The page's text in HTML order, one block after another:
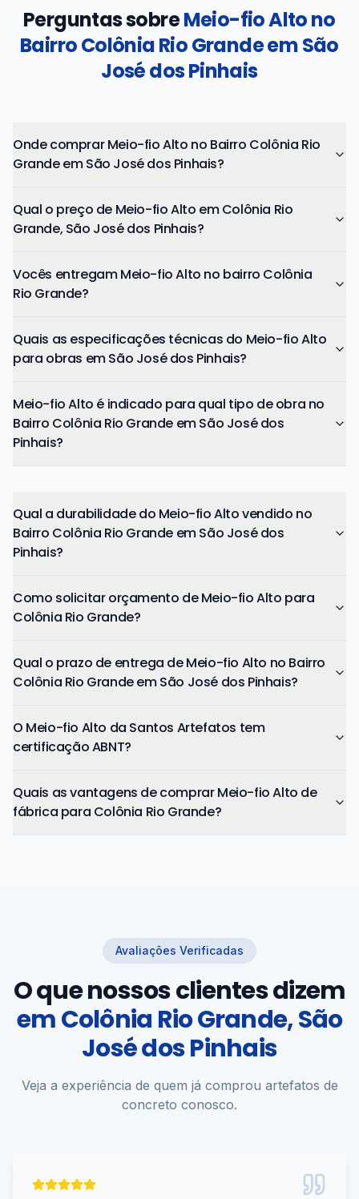
Perguntas sobreMeio-fio Alto no
Bairro Colônia Rio Grande em São
José dos Pinhais
Onde comprar Meio-fio Alto no Bairro Colônia Rio
Grande em São José dos Pinhais?
Qual o preço de Meio-fio Alto em Colônia Rio
Grande, São José dos Pinhais?
Vocês entregam Meio-fio Alto no bairro Colônia
Rio Grande?
Quais as especificações técnicas do Meio-fio Alto
para obras em São José dos Pinhais?
Meio-fio Alto é indicado para qual tipo de obra no
Bairro Colônia Rio Grande em São José dos
Pinhais?
Qual a durabilidade do Meio-fio Alto vendido no
Bairro Colônia Rio Grande em São José dos
Pinhais?
Como solicitar orçamento de Meio-fio Alto para
Colônia Rio Grande?
Qual o prazo de entrega de Meio-fio Alto no Bairro
Colônia Rio Grande em São José dos Pinhais?
O Meio-fio Alto da Santos Artefatos tem
certificação ABNT?
Quais as vantagens de comprar Meio-fio Alto de
fábrica para Colônia Rio Grande?
Avaliações Verificadas
O que nossos clientes dizem
emColônia Rio Grande, São
José dos Pinhais
Veja a experiência de quem já comprou artefatos de
concreto conosco.